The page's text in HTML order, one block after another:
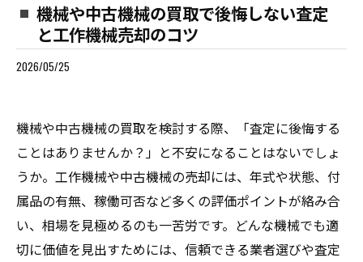
機械や中古機械の買取で後悔しない査定
と工作機械売却のコツ
2026/05/25
機械や中古機械の買取を検討する際、「査定に後悔する
ことはありませんか？」と不安になることはないでしょ
うか。工作機械や中古機械の売却には、年式や状態、付
属品の有無、稼働可否など多くの評価ポイントが絡み合
い、相場を見極めるのも一苦労です。どんな機械でも適
切に価値を見出すためには、信頼できる業者選びや査定